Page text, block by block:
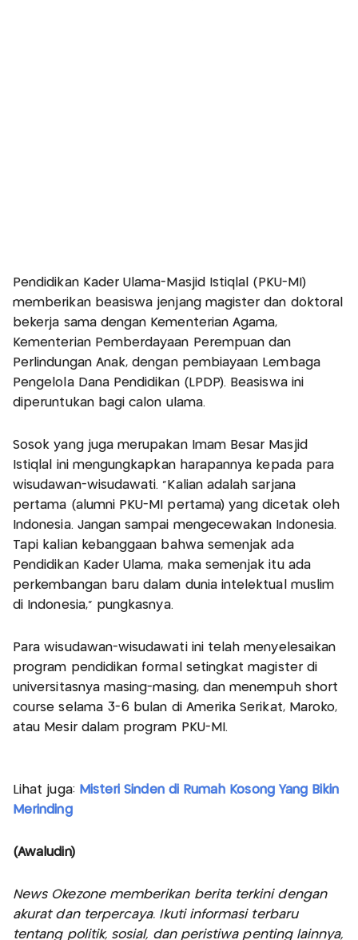
Pendidikan Kader Ulama-Masjid Istiqlal (PKU-MI)
memberikan beasiswa jenjang magister dan doktoral
bekerja sama dengan Kementerian Agama,
Kementerian Pemberdayaan Perempuan dan
Perlindungan Anak, dengan pembiayaan Lembaga
Pengelola Dana Pendidikan (LPDP). Beasiswa ini
diperuntukan bagi calon ulama.
Sosok yang juga merupakan Imam Besar Masjid
Istiqlal ini mengungkapkan harapannya kepada para
wisudawan-wisudawati. “Kalian adalah sarjana
pertama (alumni PKU-MI pertama) yang dicetak oleh
Indonesia. Jangan sampai mengecewakan Indonesia.
Tapi kalian kebanggaan bahwa semenjak ada
Pendidikan Kader Ulama, maka semenjak itu ada
perkembangan baru dalam dunia intelektual muslim
di Indonesia,” pungkasnya.
Para wisudawan-wisudawati ini telah menyelesaikan
program pendidikan formal setingkat magister di
universitasnya masing-masing, dan menempuh short
course selama 3-6 bulan di Amerika Serikat, Maroko,
atau Mesir dalam program PKU-MI.
Lihat juga: Misteri Sinden di Rumah Kosong Yang Bikin
Merinding
(Awaludin)
News Okezone memberikan berita terkini dengan
akurat dan terpercaya. Ikuti informasi terbaru
tentang politik, sosial, dan peristiwa penting lainnya,